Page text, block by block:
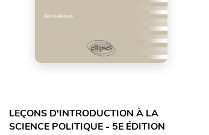
LEÇONS D'INTRODUCTION À LA
SCIENCE POLITIQUE - 5E ÉDITION